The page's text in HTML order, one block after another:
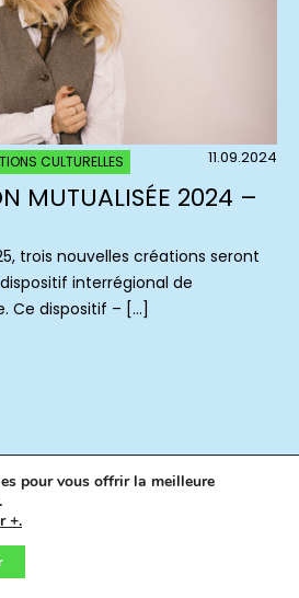
CULTURELLES 11.09.2024
MUTUALISÉE 2024 –
trois nouvelles créations seront
interrégional de
Ce dispositif – […]
pour vous offrir la meilleure
+.